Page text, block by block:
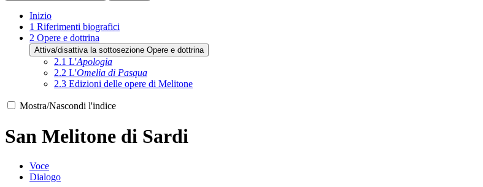
Inizio
1 Riferimenti biografici
2 Opere e dottrina
Attiva/disattiva la sottosezione Opere e dottrina
2.1 L'Apologia
2.2 L'Omelia di Pasqua
2.3 Edizioni delle opere di Melitone
Mostra/Nascondi l'indice
San Melitone di Sardi
Voce
Dialogo